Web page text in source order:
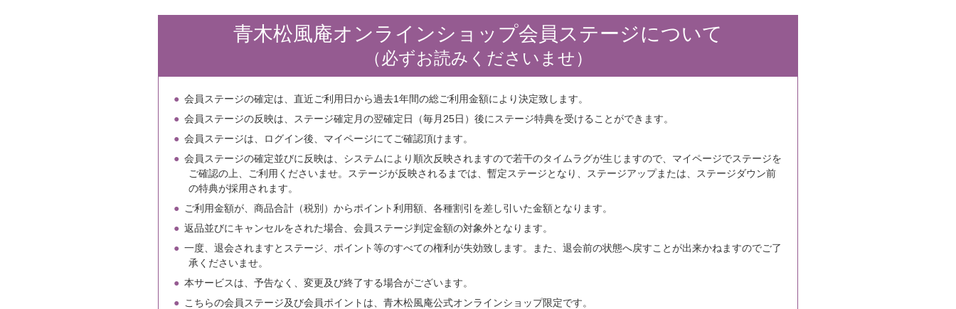
青木松風庵オンラインショップ会員ステージについて
（必ずお読みくださいませ）
会員ステージの確定は、直近ご利用日から過去1年間の総ご利用金額により決定致します。
会員ステージの反映は、ステージ確定月の翌確定日（毎月25日）後にステージ特典を受けることができます。
会員ステージは、ログイン後、マイページにてご確認頂けます。
会員ステージの確定並びに反映は、システムにより順次反映されますので若干のタイムラグが生じますので、マイページでステージを
ご確認の上、ご利用くださいませ。ステージが反映されるまでは、暫定ステージとなり、ステージアップまたは、ステージダウン前
の特典が採用されます。
ご利用金額が、商品合計（税別）からポイント利用額、各種割引を差し引いた金額となります。
返品並びにキャンセルをされた場合、会員ステージ判定金額の対象外となります。
一度、退会されますとステージ、ポイント等のすべての権利が失効致します。また、退会前の状態へ戻すことが出来かねますのでご了
承くださいませ。
本サービスは、予告なく、変更及び終了する場合がございます。
こちらの会員ステージ及び会員ポイントは、青木松風庵公式オンラインショップ限定です。